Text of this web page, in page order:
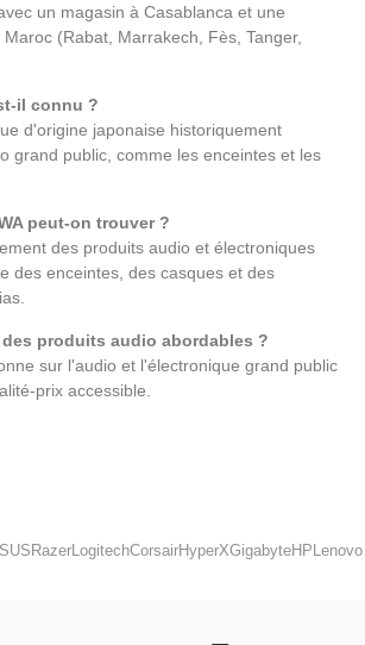
un magasin à Casablanca et une
(Rabat, Marrakech, Fès, Tanger,
il connu ?
d'origine japonaise historiquement
grand public, comme les enceintes et les
peut-on trouver ?
des produits audio et électroniques
des enceintes, des casques et des
produits audio abordables ?
sur l'audio et l'électronique grand public
prix accessible.
RazerLogitechCorsairHyperXGigabyteHP Lenovo